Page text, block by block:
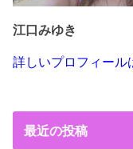
江口みゆき
詳しいプロフィール
最近の投稿